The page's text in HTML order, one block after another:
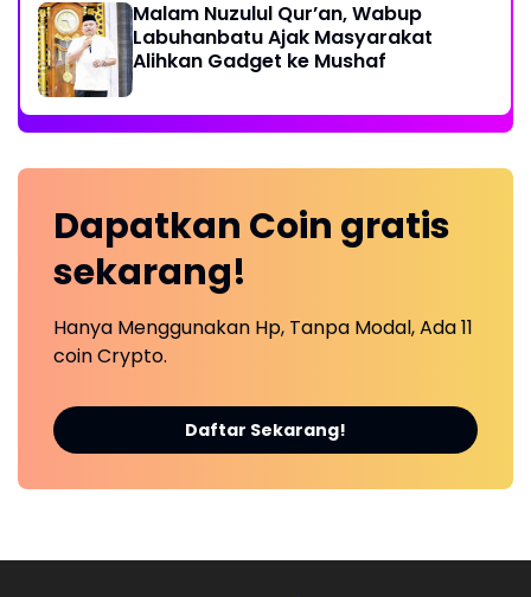
Malam Nuzulul Qur’an, Wabup
Labuhanbatu Ajak Masyarakat
Alihkan Gadget ke Mushaf
Dapatkan Coin gratis
sekarang!
Hanya Menggunakan Hp, Tanpa Modal, Ada 11
coin Crypto.
Daftar Sekarang!